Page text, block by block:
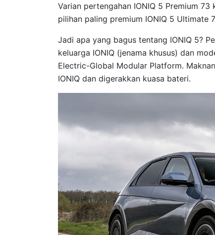
Varian pertengahan IONIQ 5 Premium 73
pilihan paling premium IONIQ 5 Ultimate
Jadi apa yang bagus tentang IONIQ 5?
keluarga IONIQ (jenama khusus) dan
Electric-Global Modular Platform.
IONIQ dan digerakkan kuasa bateri.